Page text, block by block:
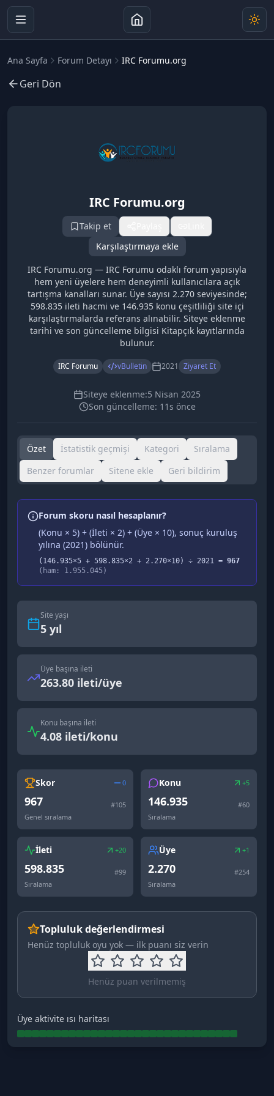
Ana Sayfa Forum Detayı IRC Forumu.org
Geri Dön
IRC Forumu.org
Takip et
Karşılaştırmaya ekle
IRC Forumu.org — IRC Forumu odaklı forum yapısıyla
hem yeni üyelere hem deneyimli kullanıcılara açık
tartışma kanalları sunar. Üye sayısı 2.270 seviyesinde;
598.835 ileti hacmi ve 146.935 konu çeşitliliği site içi
karşılaştırmalarda referans alınabilir. Siteye eklenme
tarihi ve son güncelleme bilgisi Kitapçık kayıtlarında
bulunur.
IRC Forumu vBulletin 2021 Ziyaret Et
Siteye eklenme:5 Nisan 2025
Son güncelleme: 11s önce
Özet İstatistik geçmişi Kategori
Sıralama
Benzer forumlar
Sitene ekle Geri bildirim
Forum skoru nasıl hesaplanır?
(Konu × 5) + (İleti × 2) + (Üye × 10), sonuç kuruluş
yılına (2021) bölünür.
( 146.935×5 + 598.835×2 + 2.270×10) ÷ 2021 = 967
(ham: 1.955.045 )
Site yaşı
5 yıl
Üye başına ileti
263.80 ileti/üye
Konu başına ileti
4.08 ileti/konu
Skor 0
967 #105
Genel sıralama
Konu +5
146.935 #60
Sıralama
İleti +20
598.835 #99
Sıralama
Üye +1
2.270 #254
Sıralama
Topluluk değerlendirmesi
Henüz topluluk oyu yok — ilk puanı siz verin
Henüz puan verilmemiş
Üye aktivite ısı haritası